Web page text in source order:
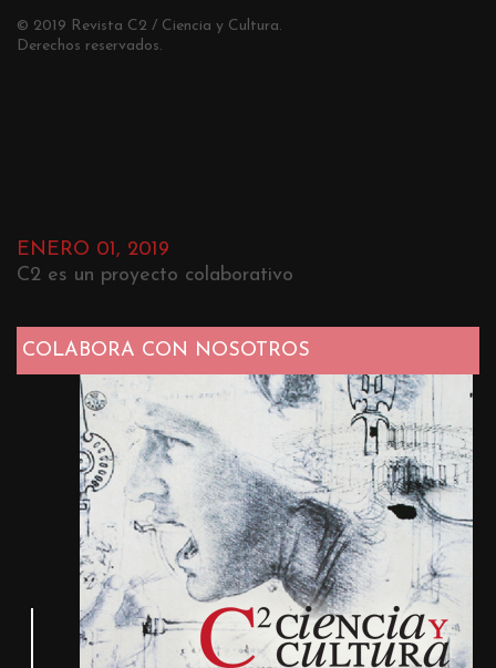
© 2019 Revista C2 / Ciencia y Cultura.
Derechos reservados.
ENERO 01, 2019
C2 es un proyecto colaborativo
COLABORA CON NOSOTROS